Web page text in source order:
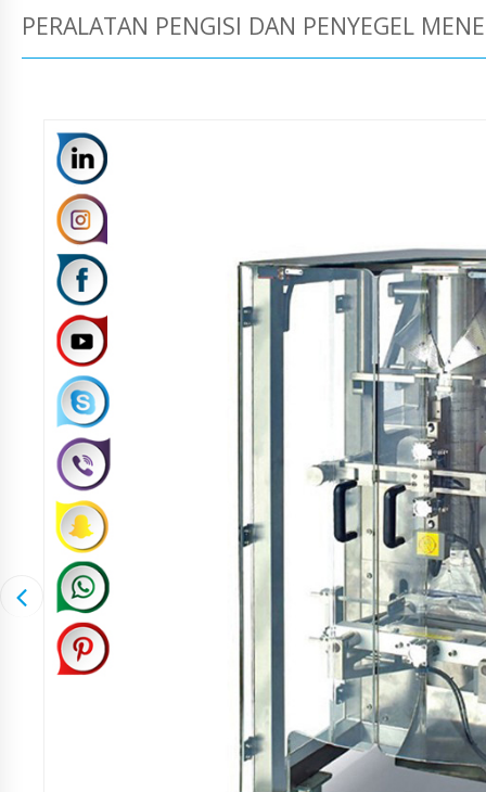
PERALATAN PENGISI DAN PENYEGEL